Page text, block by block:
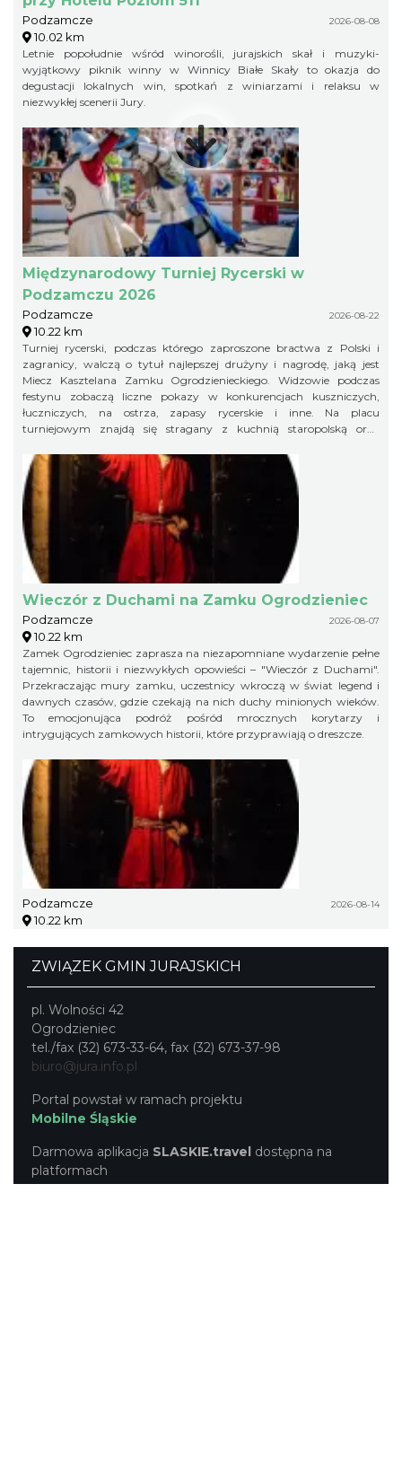
Podzamcze 2026-08-08
10.02 km
Letnie popołudnie wśród winorośli, jurajskich skał i muzyki-
wyjątkowy piknik winny w Winnicy Białe Skały to okazja do
degustacji lokalnych win, spotkań z winiarzami i relaksu w
niezwykłej scenerii Jury.
Międzynarodowy Turniej Rycerski w
Podzamczu 2026
Podzamcze 2026-08-22
10.22 km
Turniej rycerski, podczas którego zaproszone bractwa z Polski i
zagranicy, walczą o tytuł najlepszej drużyny i nagrodę, jaką jest
Miecz Kasztelana Zamku Ogrodzienieckiego. Widzowie podczas
festynu zobaczą liczne pokazy w konkurencjach kuszniczych,
łuczniczych, na ostrza, zapasy rycerskie i inne. Na placu
turniejowym znajdą się stragany z kuchnią staropolską oraz
Wieczór z Duchami na Zamku Ogrodzieniec
Podzamcze 2026-08-07
10.22 km
Zamek Ogrodzieniec zaprasza na niezapomniane wydarzenie pełne
tajemnic, historii i niezwykłych opowieści – "Wieczór z Duchami".
Przekraczając mury zamku, uczestnicy wkroczą w świat legend i
dawnych czasów, gdzie czekają na nich duchy minionych wieków.
To emocjonująca podróż pośród mrocznych korytarzy i
intrygujących zamkowych historii, które przyprawiają o dreszcze.
Podzamcze 2026-08-14
10.22 km
ZWIĄZEK GMIN JURAJSKICH
pl. Wolności 42
Ogrodzieniec
tel./fax (32) 673-33-64, fax (32) 673-37-98
biuro@jura.info.pl
Portal powstał w ramach projektu
Mobilne Śląskie
Darmowa aplikacja SLASKIE.travel dostępna na
platformach